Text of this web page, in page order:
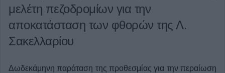
μελέτη πεζοδρομίων για την
αποκατάσταση των φθορών της Λ.
Σακελλαρίου
Δωδεκάμηνη παράταση της προθεσμίας για την περαίωση